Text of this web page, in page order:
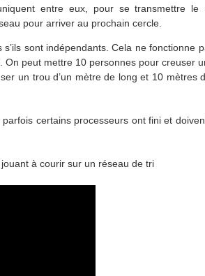
entre eux, pour se transmettre le
pour arriver au prochain cercle.
sont indépendants. Cela ne fonctionne
peut mettre 10 personnes pour creuser
un trou d’un mètre de long et 10 mètres
certains processeurs ont fini et
à courir sur un réseau de tri